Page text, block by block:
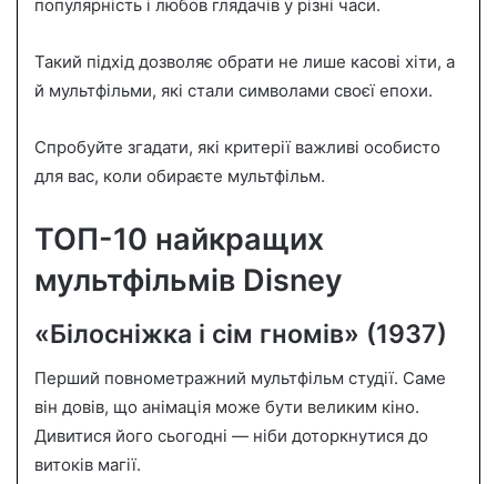
популярність і любов глядачів у різні часи.
Такий підхід дозволяє обрати не лише касові хіти, а
й мультфільми, які стали символами своєї епохи.
Спробуйте згадати, які критерії важливі особисто
для вас, коли обираєте мультфільм.
ТОП-10 найкращих
мультфільмів Disney
«Білосніжка і сім гномів» (1937)
Перший повнометражний мультфільм студії. Саме
він довів, що анімація може бути великим кіно.
Дивитися його сьогодні — ніби доторкнутися до
витоків магії.